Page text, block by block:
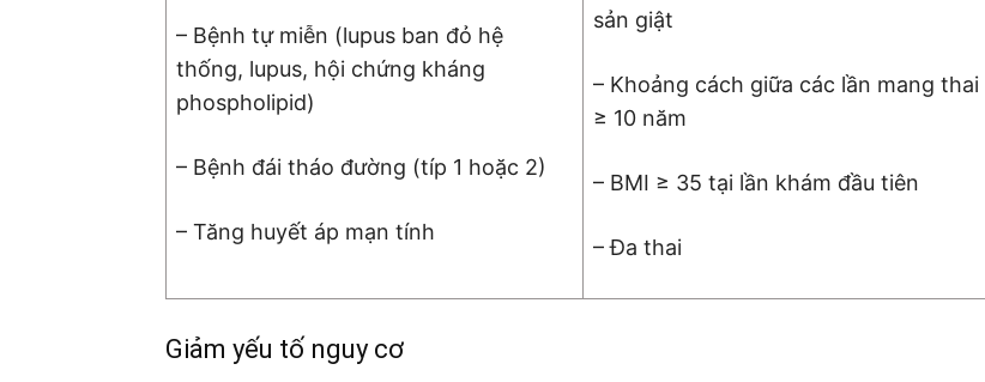
– Bệnh tự miễn (lupus ban đỏ hệ
thống, lupus, hội chứng kháng
phospholipid)
– Bệnh đái tháo đường (típ 1 hoặc 2)
– Tăng huyết áp mạn tính
sản giật
– Khoảng cách giữa các lần mang thai
≥ 10 năm
– BMI ≥ 35 tại lần khám đầu tiên
– Đa thai
Giảm yếu tố nguy cơ